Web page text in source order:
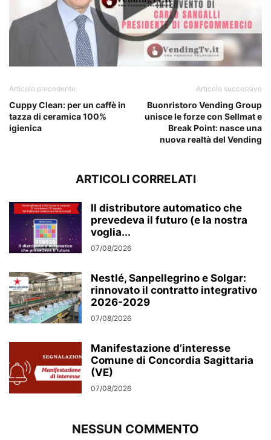
Articolo precedente
Cuppy Clean: per un caffè in
tazza di ceramica 100%
igienica
Articolo successivo
Buonristoro Vending Group
unisce le forze con Sellmat e
Break Point: nasce una
nuova realtà del Vending
ARTICOLI CORRELATI
Il distributore automatico che
prevedeva il futuro (e la nostra
voglia...
07/08/2026
Nestlé, Sanpellegrino e Solgar:
rinnovato il contratto integrativo
2026-2029
07/08/2026
Manifestazione d’interesse
Comune di Concordia Sagittaria
(VE)
07/08/2026
NESSUN COMMENTO